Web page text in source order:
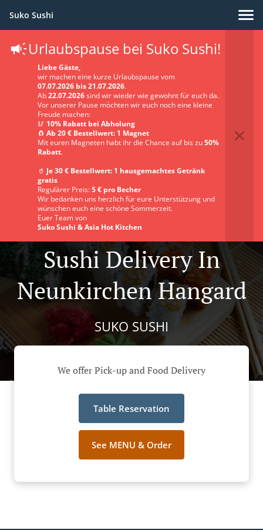
Suko Sushi
Urlaubspause bei Suko Sushi!
Liebe Gäste,
wir machen eine kurze Urlaubspause vom
07.07.2026 bis 21.07.2026.
Ab22.07.2026sind wir wieder wie gewohnt für euch da.
Vor unserer Pause möchten wir euch noch eine kleine
Freude machen:
🥢 10% Rabatt bei Abholung
🧲 Ab 20 € Bestellwert: 1 Magnet
Mit euren Magneten habt ihr die Chance auf bis zu50%
Rabatt.
🥤 Je 30 € Bestellwert: 1 hausgemachtes Getränk
gratis
Regulärer Preis:5 € pro Becher
Wir bedanken uns herzlich für eure Unterstützung und
wünschen euch eine schöne Sommerzeit.
Euer Team von
Suko Sushi & Asia Hot Kitchen
Sushi Delivery In
Neunkirchen Hangard
SUKO SUSHI
We offer Pick-up and Food Delivery
Table Reservation
See MENU & Order